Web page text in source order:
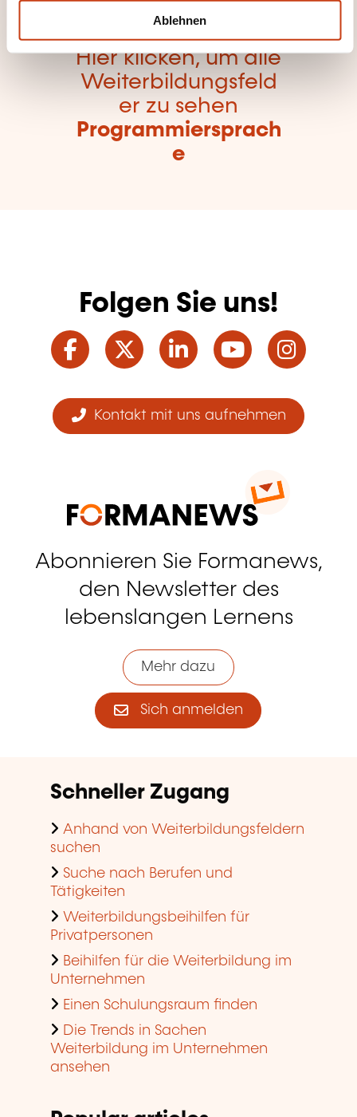
Ablehnen
Hier klicken, um alle
Weiterbildungsfeld
er zu sehen
Programmiersprach
e
Folgen Sie uns!
Facebook
TwitterLinkedInYouTube
Kontakt mit uns aufnehmen
Abonnieren Sie Formanews,
den Newsletter des
lebenslangen Lernens
Mehr dazu
Sich anmelden
Schneller Zugang
Anhand von Weiterbildungsfeldern
suchen
Suche nach Berufen und
Tätigkeiten
Weiterbildungsbeihilfen für
Privatpersonen
Beihilfen für die Weiterbildung im
Unternehmen
Einen Schulungsraum finden
Die Trends in Sachen
Weiterbildung im Unternehmen
ansehen